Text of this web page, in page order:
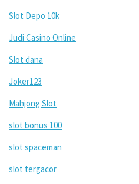
Slot Depo 10k
Judi Casino Online
Slot dana
Joker123
Mahjong Slot
slot bonus 100
slot spaceman
slot tergacor